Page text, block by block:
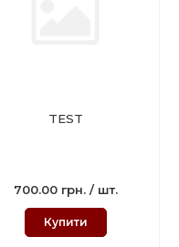
TEST
700.00 грн. / шт.
Купити